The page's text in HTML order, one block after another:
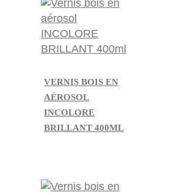
VERNIS BOIS EN
AÉROSOL
INCOLORE
BRILLANT 400ML